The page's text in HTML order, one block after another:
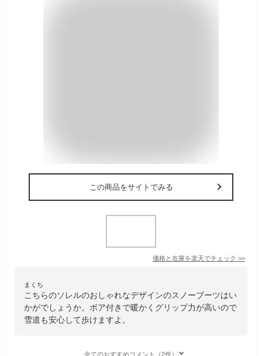
この商品をサイトでみる
価格と在庫を楽天でチェック >>
まくち
こちらのソレルのおしゃれなデザインのスノーブーツはい
かがでしょうか。ボア付きで暖かくグリップ力が高いので
雪道も安心して歩けますよ。
全てのおすすめコメント（2件）